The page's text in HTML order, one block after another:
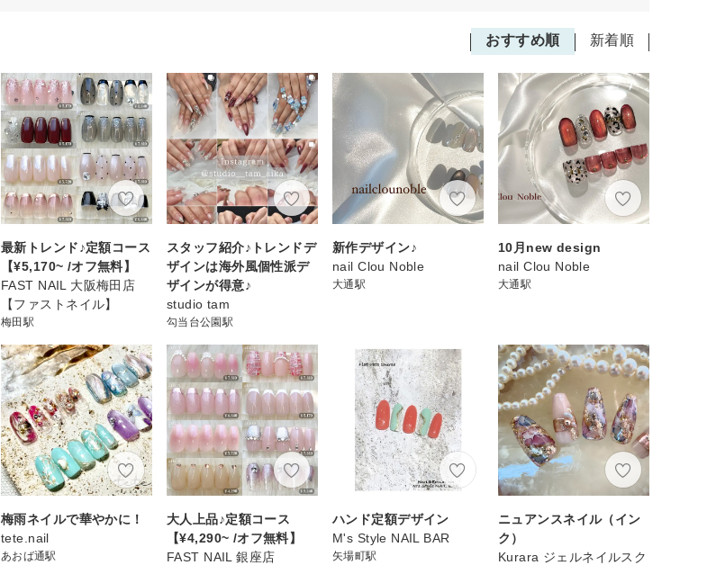
おすすめ順 新着順
最新トレンド♪定額コース
【¥5,170~ /オフ無料】
FAST NAIL 大阪梅田店
【ファストネイル】
梅田駅
スタッフ紹介♪トレンドデ
ザインは海外風個性派デ
ザインが得意♪
studio tam
勾当台公園駅
新作デザイン♪
nail Clou Noble
大通駅
10月new design
nail Clou Noble
大通駅
梅雨ネイルで華やかに！
tete.nail
あおば通駅
大人上品♪定額コース
【¥4,290~ /オフ無料】
FAST NAIL 銀座店
ハンド定額デザイン
M's Style NAIL BAR
矢場町駅
ニュアンスネイル（イン
ク）
Kurara ジェルネイルスク